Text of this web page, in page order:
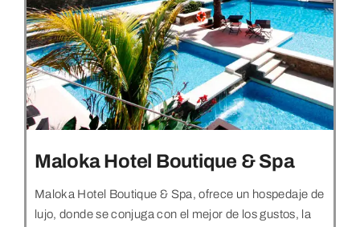
Maloka Hotel Boutique & Spa
Maloka Hotel Boutique & Spa, ofrece un hospedaje de
lujo, donde se conjuga con el mejor de los gustos, la